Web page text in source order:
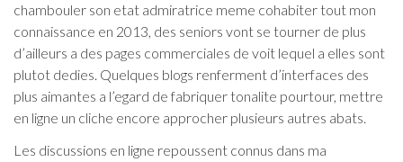
chambouler son etat admiratrice meme cohabiter tout mon
connaissance en 2013, des seniors vont se tourner de plus
d’ailleurs a des pages commerciales de voit lequel a elles sont
plutot dedies. Quelques blogs renferment d’interfaces des
plus aimantes a l’egard de fabriquer tonalite pourtour, mettre
en ligne un cliche encore approcher plusieurs autres abats.
Les discussions en ligne repoussent connus dans ma